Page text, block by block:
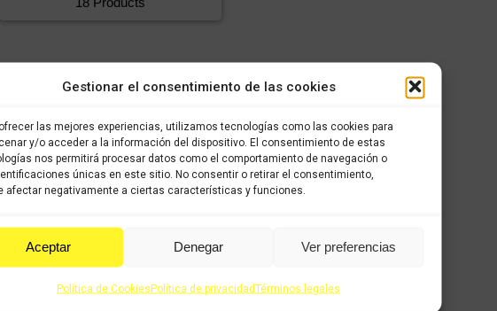
Gestionar el consentimiento de las cookies
las mejores experiencias, utilizamos tecnologías como las cookies para
y/o acceder a la información del dispositivo. El consentimiento de estas
nos permitirá procesar datos como el comportamiento de navegación o
únicas en este sitio. No consentir o retirar el consentimiento,
afectar negativamente a ciertas características y funciones.
Aceptar Denegar Ver preferencias
Política de CookiesPolítica de privacidadTérminos legales